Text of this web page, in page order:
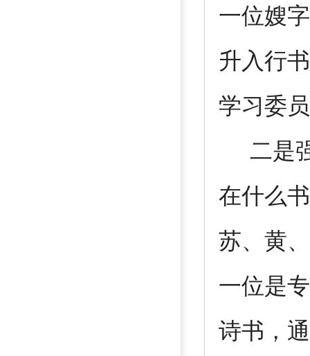
一位嫂
升入行
学习委
二是强
在什么
苏、黄
一位是
诗书，